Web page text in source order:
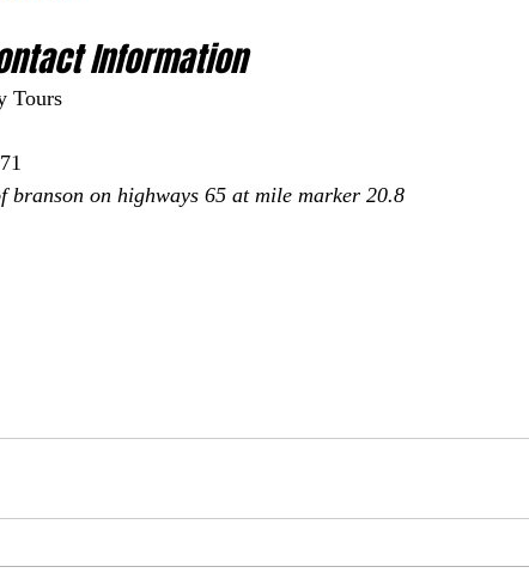
Information
Tours
branson on highways 65 at mile marker 20.8